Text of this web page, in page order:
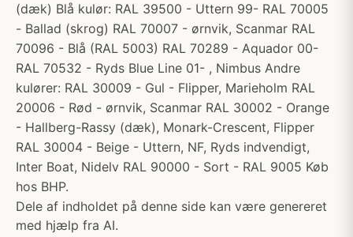
(dæk) Blå kulør: RAL 39500 - Uttern 99- RAL 70005
- Ballad (skrog) RAL 70007 - ørnvik, Scanmar RAL
70096 - Blå (RAL 5003) RAL 70289 - Aquador 00-
RAL 70532 - Ryds Blue Line 01- , Nimbus Andre
kulører: RAL 30009 - Gul - Flipper, Marieholm RAL
20006 - Rød - ørnvik, Scanmar RAL 30002 - Orange
- Hallberg-Rassy (dæk), Monark-Crescent, Flipper
RAL 30004 - Beige - Uttern, NF, Ryds indvendigt,
Inter Boat, Nidelv RAL 90000 - Sort - RAL 9005 Køb
hos BHP.
Dele af indholdet på denne side kan være genereret
med hjælp fra AI.